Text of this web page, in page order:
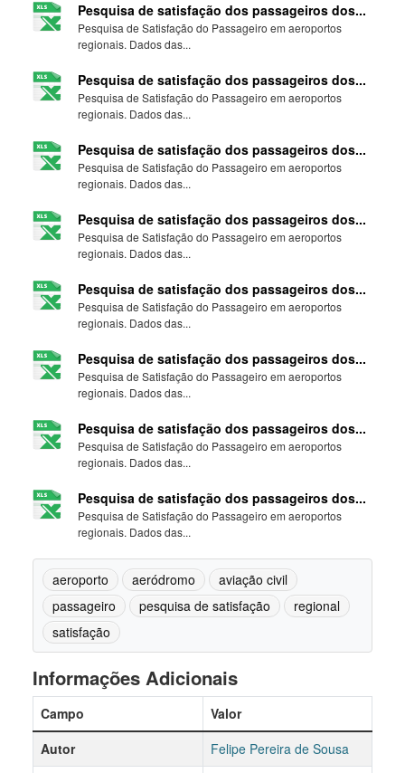
Pesquisa de satisfação dos passageiros dos...
Pesquisa de Satisfação do Passageiro em aeroportos
regionais. Dados das...
Pesquisa de satisfação dos passageiros dos...
Pesquisa de Satisfação do Passageiro em aeroportos
regionais. Dados das...
Pesquisa de satisfação dos passageiros dos...
Pesquisa de Satisfação do Passageiro em aeroportos
regionais. Dados das...
Pesquisa de satisfação dos passageiros dos...
Pesquisa de Satisfação do Passageiro em aeroportos
regionais. Dados das...
Pesquisa de satisfação dos passageiros dos...
Pesquisa de Satisfação do Passageiro em aeroportos
regionais. Dados das...
Pesquisa de satisfação dos passageiros dos...
Pesquisa de Satisfação do Passageiro em aeroportos
regionais. Dados das...
Pesquisa de satisfação dos passageiros dos...
Pesquisa de Satisfação do Passageiro em aeroportos
regionais. Dados das...
Pesquisa de satisfação dos passageiros dos...
Pesquisa de Satisfação do Passageiro em aeroportos
regionais. Dados das...
aeroporto aeródromo
aviação civil
passageiro
pesquisa de satisfação
regional
satisfação
Informações Adicionais
Campo
Valor
Autor
Felipe Pereira de Sousa